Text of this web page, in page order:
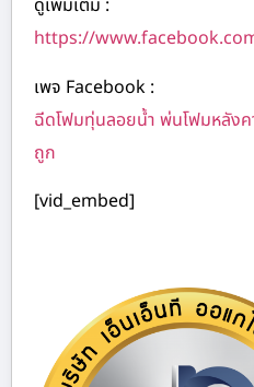
ดูเพิ่มเติม :
https://
เพจ Facebook :
ฉีดโฟมทุ่นลอยน้ำ พ่นโฟมหลัง
ถูก
[vid_embed]